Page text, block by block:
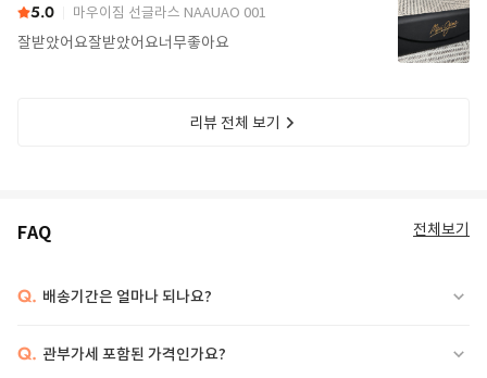
5.0 마우이짐 선글라스 NAAUAO 001
잘받았어요잘받았어요너무좋아요
리뷰 전체 보기
FAQ 전체보기
Q. 배송기간은 얼마나 되나요?
Q. 관부가세 포함된 가격인가요?